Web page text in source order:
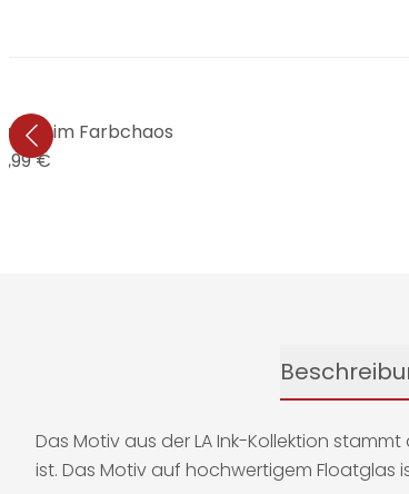
im Farbchaos
€
Das Motiv aus der LA Ink-Kollektion
ist. Das Motiv auf hochwertigem Floatglas